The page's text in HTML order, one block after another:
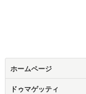
ホームページ
ドゥマゲッティ